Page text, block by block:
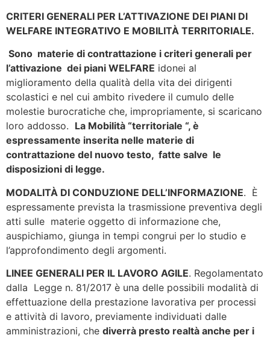
CRITERI GENERALI PER L’ATTIVAZIONE DEI PIANI DI
WELFARE INTEGRATIVO E MOBILITÀ TERRITORIALE.
Sono materie di contrattazione i criteri generali per
l’attivazione dei piani WELFARE idonei al
miglioramento della qualità della vita dei dirigenti
scolastici e nel cui ambito rivedere il cumulo delle
molestie burocratiche che, impropriamente, si scaricano
loro addosso. La Mobilità “territoriale “, è
espressamente inserita nelle materie di
contrattazione del nuovo testo, fatte salve le
disposizioni di legge.
MODALITÀ DI CONDUZIONE DELL’INFORMAZIONE. È
espressamente prevista la trasmissione preventiva degli
atti sulle materie oggetto di informazione che,
auspichiamo, giunga in tempi congrui per lo studio e
l’approfondimento degli argomenti.
LINEE GENERALI PER IL LAVORO AGILE. Regolamentato
dalla Legge n. 81/2017 è una delle possibili modalità di
effettuazione della prestazione lavorativa per processi
e attività di lavoro, previamente individuati dalle
amministrazioni, che diverrà presto realtà anche per i